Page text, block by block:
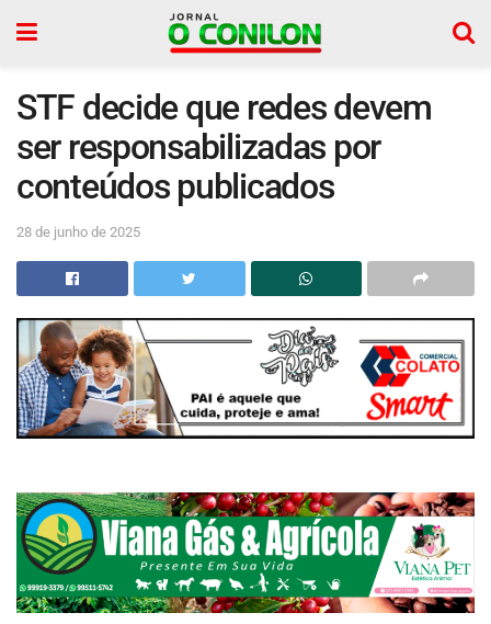
STF decide que redes devem
ser responsabilizadas por
conteúdos publicados
28 de junho de 2025